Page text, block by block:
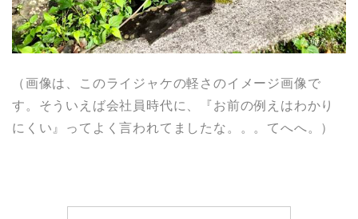
（画像は、このライジャケの軽さのイメージ画像で
す。そういえば会社員時代に、『お前の例えはわかり
にくい』ってよく言われてましたな。。。てへへ。）